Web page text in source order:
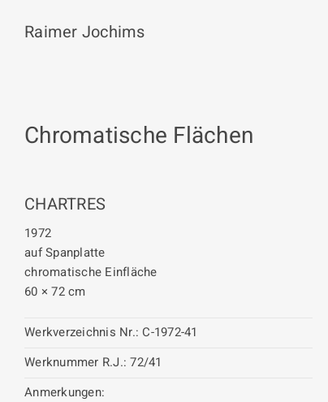
Raimer Jochims
Chromatische Flächen
CHARTRES
1972
auf Spanplatte
chromatische Einfläche
60 × 72 cm
Werkverzeichnis Nr.: C-1972-41
Werknummer R.J.: 72/41
Anmerkungen: